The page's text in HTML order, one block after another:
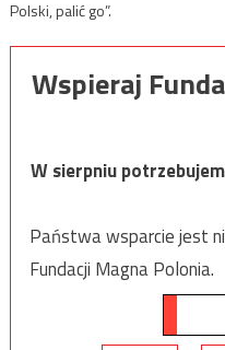
Polski, palić go”.
Wspieraj
W sierpniu
Państwa wsparcie jest
Fundacji Magna Polonia.